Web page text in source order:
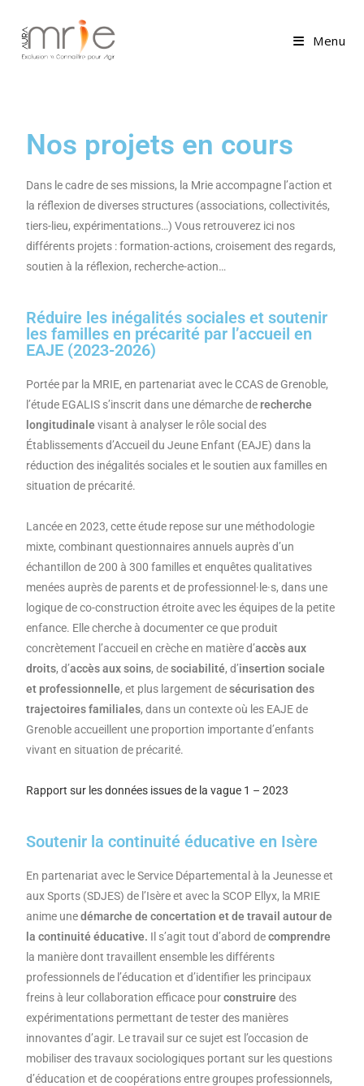
Menu
Nos projets en cours
Dans le cadre de ses missions, la Mrie accompagne l’action et
la réflexion de diverses structures (associations, collectivités,
tiers-lieu, expérimentations…) Vous retrouverez ici nos
différents projets : formation-actions, croisement des regards,
soutien à la réflexion, recherche-action…
Réduire les inégalités sociales et soutenir
les familles en précarité par l’accueil en
EAJE (2023-2026)
Portée par la MRIE, en partenariat avec le CCAS de Grenoble,
l’étude EGALIS s’inscrit dans une démarche derecherche
longitudinale visant à analyser le rôle social des
Établissements d’Accueil du Jeune Enfant (EAJE) dans la
réduction des inégalités sociales et le soutien aux familles en
situation de précarité.
Lancée en 2023, cette étude repose sur une méthodologie
mixte, combinant questionnaires annuels auprès d’un
échantillon de 200 à 300 familles et enquêtes qualitatives
menées auprès de parents et de professionnel·le·s, dans une
logique de co-construction étroite avec les équipes de la petite
enfance. Elle cherche à documenter ce que produit
concrètement l’accueil en crèche en matière d’accès aux
droits, d’accès aux soins, desociabilité, d’insertion sociale
et professionnelle, et plus largement desécurisation des
trajectoires familiales, dans un contexte où les EAJE de
Grenoble accueillent une proportion importante d’enfants
vivant en situation de précarité.
Rapport sur les données issues de la vague 1 – 2023
Soutenir la continuité éducative en Isère
En partenariat avec le Service Départemental à la Jeunesse et
aux Sports (SDJES) de l’Isère et avec la SCOP Ellyx, la MRIE
anime unedémarche de concertation et de travail autour de
la continuité éducative. Il s’agit tout d’abord decomprendre
la manière dont travaillent ensemble les différents
professionnels de l’éducation et d’identifier les principaux
freins à leur collaboration efficace pourconstruire des
expérimentations permettant de tester des manières
innovantes d’agir. Le travail sur ce sujet est l’occasion de
mobiliser des travaux sociologiques portant sur les questions
d’éducation et de coopérations entre groupes professionnels,